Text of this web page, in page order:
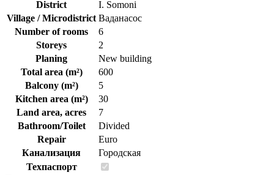
District
I. Somoni
Village / Microdistrict Ваданасос
Number of rooms
6
Storeys
2
Planing
New building
Total area (m²)
600
Balcony (m²)
5
Kitchen area (m²)
30
Land area, acres
7
Bathroom/Toilet
Divided
Repair
Euro
Канализация
Городская
Техпаспорт